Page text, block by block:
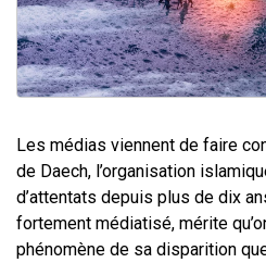
Les médias viennent de faire
de Daech, l’organisation
d’attentats depuis plus de dix
fortement médiatisé, mérite
phénomène de sa disparition